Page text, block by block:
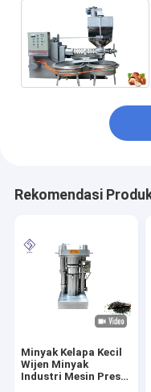
Rekomendasi
Minyak Kelapa Kecil
Wijen Minyak
Industri Mesin Press